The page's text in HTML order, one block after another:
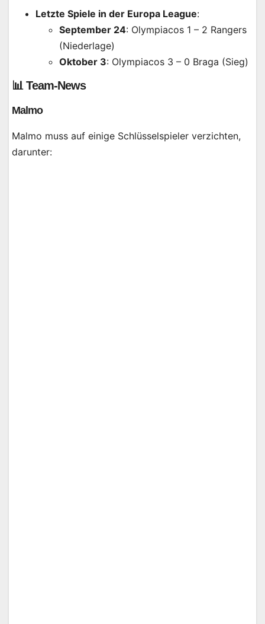
Letzte Spiele in der Europa League:
September 24: Olympiacos 1 – 2 Rangers
(Niederlage)
Oktober 3: Olympiacos 3 – 0 Braga (Sieg)
📊 Team-News
Malmo
Malmo muss auf einige Schlüsselspieler verzichten,
darunter: